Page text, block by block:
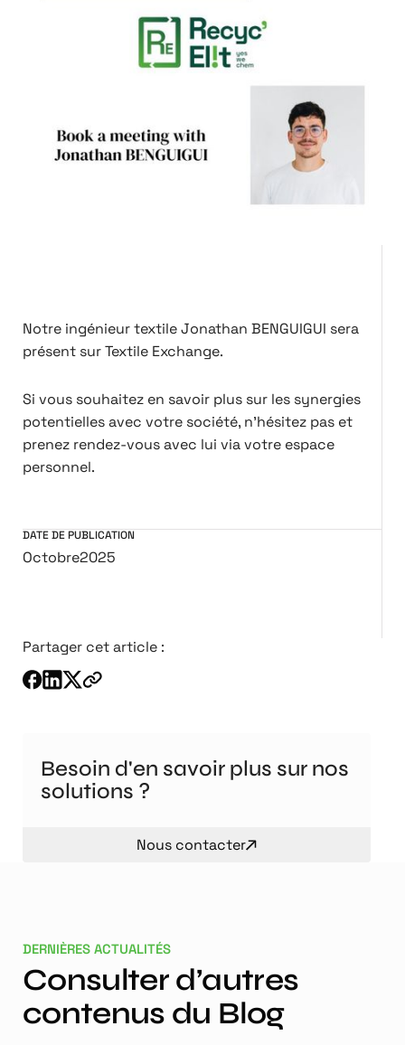
Partager cet article :
Besoin d'en savoir plus sur nos
solutions ?
Nous contacter
Notre ingénieur textile Jonathan BENGUIGUI sera
présent sur Textile Exchange.
Si vous souhaitez en savoir plus sur les synergies
potentielles avec votre société, n'hésitez pas et
prenez rendez-vous avec lui via votre espace
personnel.
DATE DE PUBLICATION
Octobre2025
DERNIÈRES ACTUALITÉS
Consulter d’autres
contenus du Blog